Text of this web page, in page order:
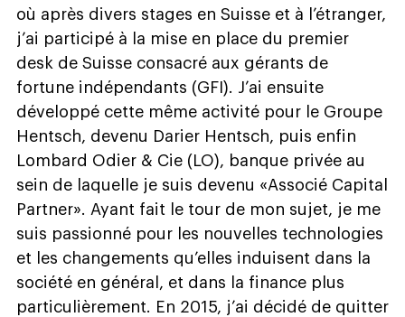
où après divers stages en Suisse et à l’étranger,
j’ai participé à la mise en place du premier
desk de Suisse consacré aux gérants de
fortune indépendants (GFI). J’ai ensuite
développé cette même activité pour le Groupe
Hentsch, devenu Darier Hentsch, puis enfin
Lombard Odier & Cie (LO), banque privée au
sein de laquelle je suis devenu «Associé Capital
Partner». Ayant fait le tour de mon sujet, je me
suis passionné pour les nouvelles technologies
et les changements qu’elles induisent dans la
société en général, et dans la finance plus
particulièrement. En 2015, j’ai décidé de quitter